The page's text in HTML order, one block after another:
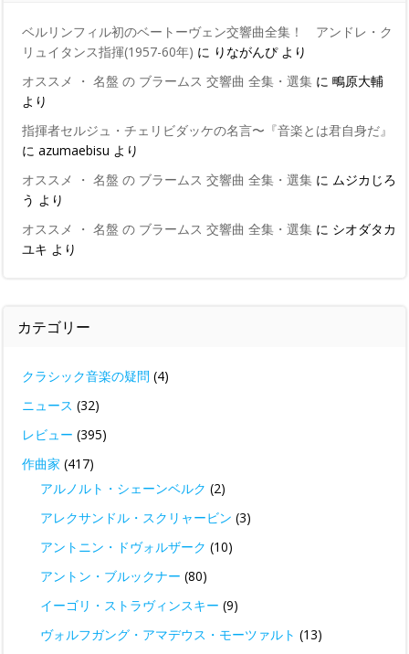
ベルリンフィル初のベートーヴェン交響曲全集！ アンドレ・ク
リュイタンス指揮(1957-60年) に りながんぴより
オススメ ・ 名盤 の ブラームス 交響曲 全集・選集 に 鴫原大輔
より
指揮者セルジュ・チェリビダッケの名言〜『音楽とは君自身だ』
に azumaebisu より
オススメ ・ 名盤 の ブラームス 交響曲 全集・選集 に ムジカじろ
う より
オススメ ・ 名盤 の ブラームス 交響曲 全集・選集 に シオダタカ
ユキ より
カテゴリー
クラシック音楽の疑問 (4)
ニュース (32)
レビュー (395)
作曲家 (417)
アルノルト・シェーンベルク (2)
アレクサンドル・スクリャービン (3)
アントニン・ドヴォルザーク (10)
アントン・ブルックナー (80)
イーゴリ・ストラヴィンスキー (9)
ヴォルフガング・アマデウス・モーツァルト (13)